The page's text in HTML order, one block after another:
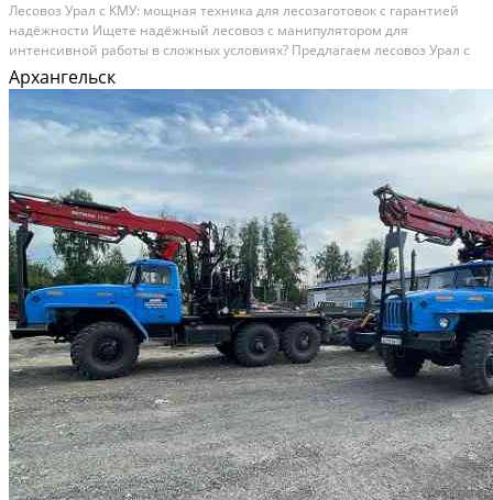
Лесовоз Урал с КМУ: мощная техника для лесозаготовок с гарантией
надёжности Ищете надёжный лесовоз с манипулятором для
интенсивной работы в сложных условиях? Предлагаем лесовоз Урал с
крано‑ манипуляторной установкой (КМУ), прошедший полный
заводской капитальный ремонт в 2026 году. Техника готова...
Архангельск